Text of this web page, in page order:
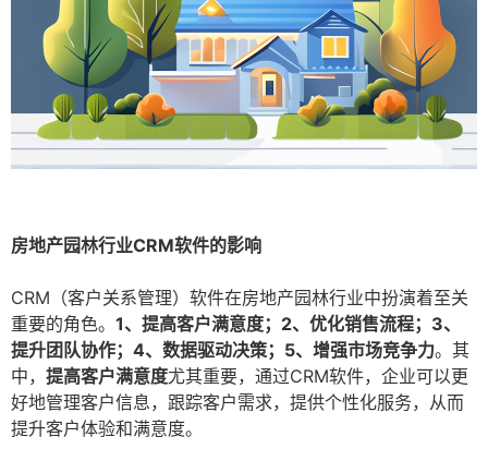
房地产园林行业CRM软件的影响
CRM（客户关系管理）软件在房地产园林行业中扮演着至关
重要的角色。 1、提高客户满意度；2、优化销售流程；3、
提升团队协作；4、数据驱动决策；5、增强市场竞争力。其
中， 提高客户满意度尤其重要，通过CRM软件，企业可以更
好地管理客户信息，跟踪客户需求，提供个性化服务，从而
提升客户体验和满意度。